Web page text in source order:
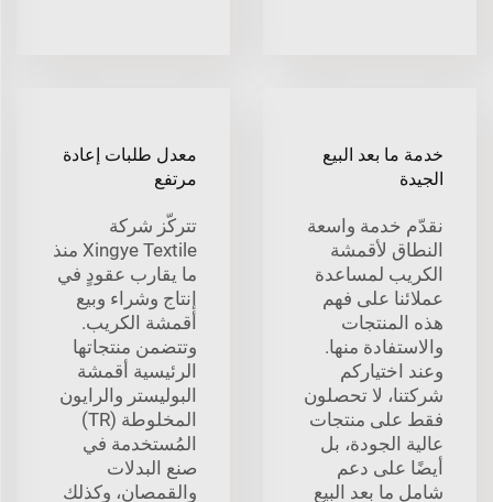
خدمة ما بعد البيع
الجيدة
نقدّم خدمة واسعة
النطاق لأقمشة
الكريب لمساعدة
عملائنا على فهم
هذه المنتجات
والاستفادة منها.
وعند اختياركم
شركتنا، لا تحصلون
فقط على منتجات
عالية الجودة، بل
أيضًا على دعم
شامل ما بعد البيع
معدل طلبات إعادة
مرتفع
تتركّز شركة
Xingye Textile منذ
ما يقارب عقودٍ في
إنتاج وشراء وبيع
أقمشة الكريب.
وتتضمن منتجاتها
الرئيسية أقمشة
البوليستر والرايون
المخلوطة (TR)
المُستخدمة في
صنع البدلات
والقمصان، وكذلك